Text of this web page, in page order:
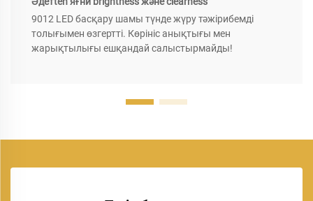
9012 LED басқару шамы түнде жүру тәжірибемді
толығымен өзгертті. Көрініс анықтығы мен
жарықтылығы ешқандай салыстырмайды!